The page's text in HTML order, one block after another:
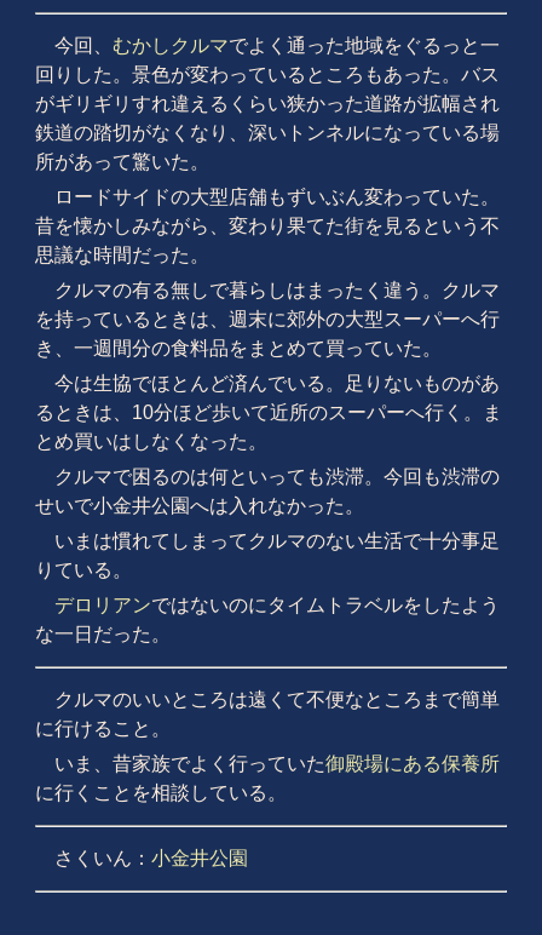
今回、 むかしクルマでよく通った地域をぐるっと一
回りした。景色が変わっているところもあった。バス
がギリギリすれ違えるくらい狭かった道路が拡幅され
鉄道の踏切がなくなり、深いトンネルになっている場
所があって驚いた。
ロードサイドの大型店舗もずいぶん変わっていた。
昔を懐かしみながら、変わり果てた街を見るという不
思議な時間だった。
クルマの有る無しで暮らしはまったく違う。クルマ
を持っているときは、週末に郊外の大型スーパーへ行
き、一週間分の食料品をまとめて買っていた。
今は生協でほとんど済んでいる。足りないものがあ
るときは、10分ほど歩いて近所のスーパーへ行く。ま
とめ買いはしなくなった。
クルマで困るのは何といっても渋滞。今回も渋滞の
せいで小金井公園へは入れなかった。
いまは慣れてしまってクルマのない生活で十分事足
りている。
デロリアンではないのにタイムトラベルをしたよう
な一日だった。
クルマのいいところは遠くて不便なところまで簡単
に行けること。
いま、昔家族でよく行っていた御殿場にある保養所
に行くことを相談している。
さくいん： 小金井公園